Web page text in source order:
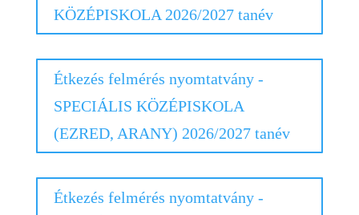
KÖZÉPISKOLA 2026/2027 tanév
Étkezés felmérés nyomtatvány -
SPECIÁLIS KÖZÉPISKOLA
(EZRED, ARANY) 2026/2027 tanév
Étkezés felmérés nyomtatvány -